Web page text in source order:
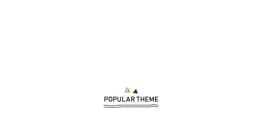
お話をうかがったＩさんの現在の愛犬。同行避難をしたのは先代犬のミニチ